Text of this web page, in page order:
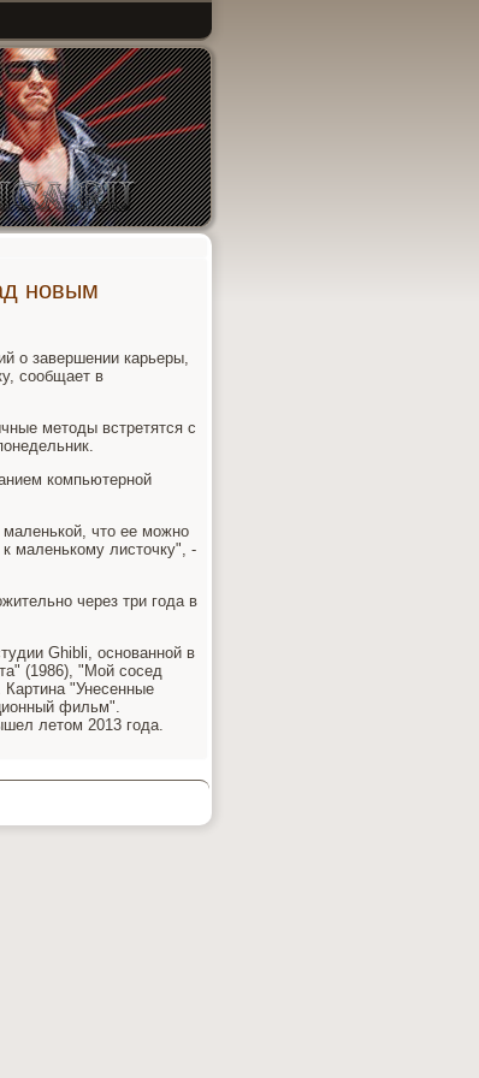
новым
о завершении карьеры,
сообщает в
методы встретятся с
компьютерной
маленькой, что ее можно
маленькому листочку", -
через три года в
Ghibli, основанной в
(1986), "Мой сосед
"Унесенные
фильм".
летом 2013 года.